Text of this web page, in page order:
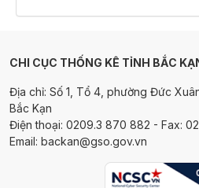
CHI CỤC THỐNG KÊ TỈNH BẮC
Địa chỉ: Số 1, Tổ 4, phường Đức
Bắc Kạn
Điện thoại: 0209.3 870 882 - Fax:
Email: backan@gso.gov.vn